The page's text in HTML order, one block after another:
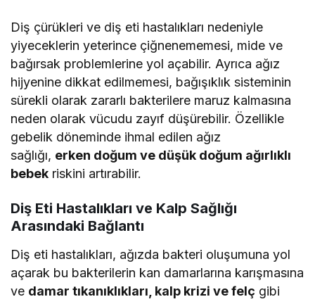
Diş çürükleri ve diş eti hastalıkları nedeniyle
yiyeceklerin yeterince çiğnenememesi, mide ve
bağırsak problemlerine yol açabilir. Ayrıca ağız
hijyenine dikkat edilmemesi, bağışıklık sisteminin
sürekli olarak zararlı bakterilere maruz kalmasına
neden olarak vücudu zayıf düşürebilir. Özellikle
gebelik döneminde ihmal edilen ağız
sağlığı, erken doğum ve düşük doğum ağırlıklı
bebek riskini artırabilir.
Diş Eti Hastalıkları ve Kalp Sağlığı
Arasındaki Bağlantı
Diş eti hastalıkları, ağızda bakteri oluşumuna yol
açarak bu bakterilerin kan damarlarına karışmasına
ve damar tıkanıklıkları, kalp krizi ve felç gibi